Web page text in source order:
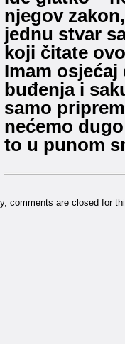
njegov
jednu stvar
koji čitate
Imam
buđenja i
samo
nećemo
to u punom
comments are closed for